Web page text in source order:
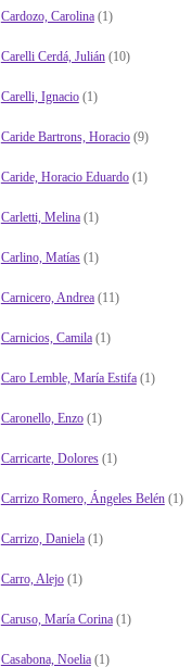
Cardozo, Carolina(1)
Carelli Cerdá, Julián(10)
Carelli, Ignacio(1)
Caride Bartrons, Horacio(9)
Caride, Horacio Eduardo(1)
Carletti, Melina(1)
Carlino, Matías(1)
Carnicero, Andrea(11)
Carnicios, Camila(1)
Caro Lemble, María Estifa(1)
Caronello, Enzo(1)
Carricarte, Dolores(1)
Carrizo Romero, Ángeles Belén(1)
Carrizo, Daniela(1)
Carro, Alejo(1)
Caruso, María Corina(1)
Casabona, Noelia(1)